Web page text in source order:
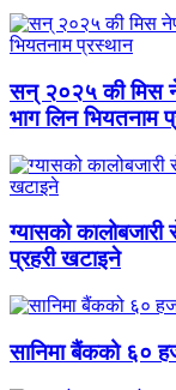
सन् २०२५ की मिस
भाग लिन भियतनाम
ग्यासको कालोबजारी
प्रहरी खटाइने
सानिमा बैंकको ६०